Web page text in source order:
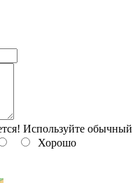
Используйте обычный
Хорошо